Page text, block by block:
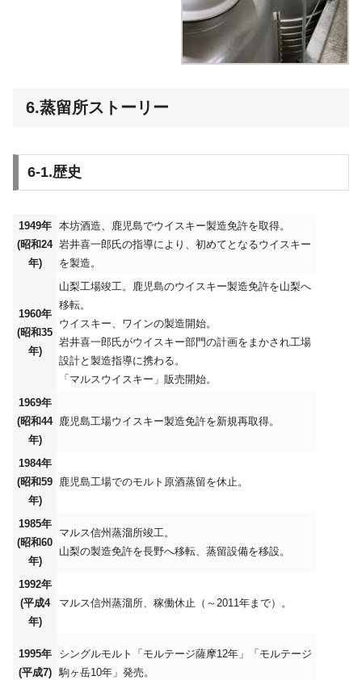
6.蒸留所ストーリー
6-1.歴史
1949年
(昭和24
年)
本坊酒造、鹿児島でウイスキー製造免許を取得。
岩井喜一郎氏の指導により、初めてとなるウイスキー
を製造。
1960年
(昭和35
年)
山梨工場竣工。鹿児島のウイスキー製造免許を山梨へ
移転。
ウイスキー、ワインの製造開始。
岩井喜一郎氏がウイスキー部門の計画をまかされ工場
設計と製造指導に携わる。
「マルスウイスキー」販売開始。
1969年
(昭和44
年)
鹿児島工場ウイスキー製造免許を新規再取得。
1984年
(昭和59
年)
鹿児島工場でのモルト原酒蒸留を休止。
1985年
(昭和60
年)
マルス信州蒸溜所竣工。
山梨の製造免許を長野へ移転、蒸留設備を移設。
1992年
(平成4
年)
マルス信州蒸溜所、稼働休止（～2011年まで）。
1995年
(平成7)
シングルモルト「モルテージ薩摩12年」「モルテージ
駒ヶ岳10年」発売。